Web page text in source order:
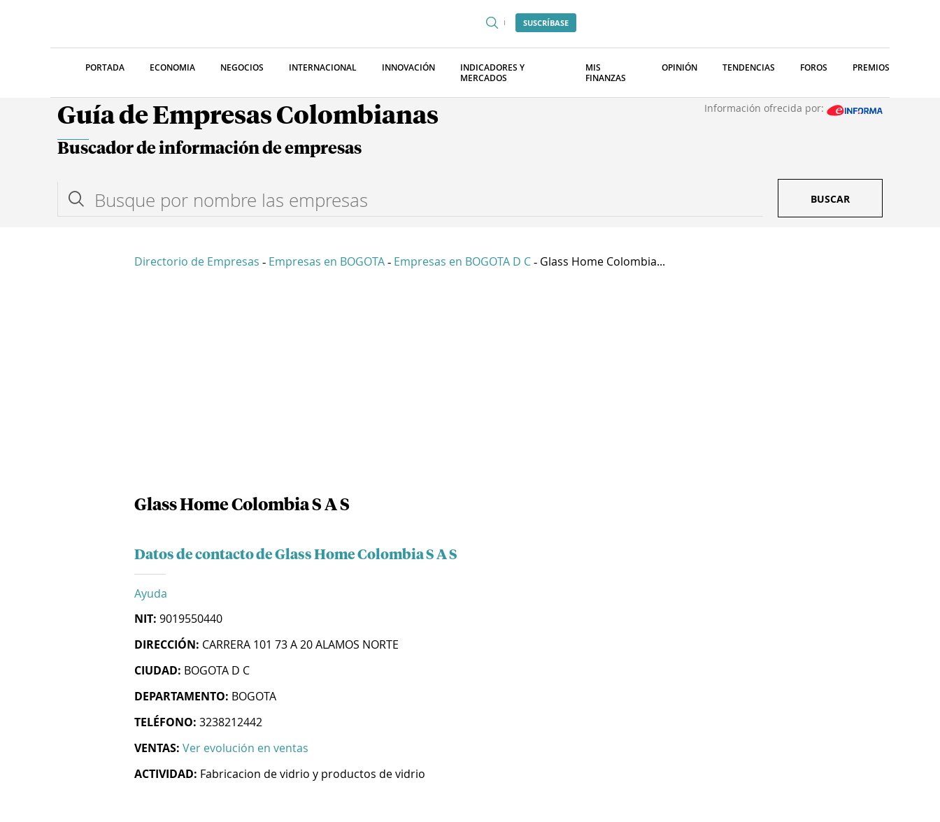
SUSCRÍBASE
PORTADA ECONOMIA NEGOCIOS INTERNACIONAL INNOVACIÓN
INDICADORES Y
MERCADOS
MIS
FINANZAS
OPINIÓN TENDENCIAS FOROS PREMIOS
Guía de Empresas Colombianas Información ofrecida por:
Buscador de información de empresas
BUSCAR
Directorio de Empresas - Empresas en BOGOTA - Empresas en BOGOTA D C - Glass Home Colombia...
Glass Home Colombia S A S
Datos de contacto de Glass Home Colombia S A S
Ayuda
NIT: 9019550440
DIRECCIÓN: CARRERA 101 73 A 20 ALAMOS NORTE
CIUDAD: BOGOTA D C
DEPARTAMENTO: BOGOTA
TELÉFONO: 3238212442
VENTAS: Ver evolución en ventas
ACTIVIDAD: Fabricacion de vidrio y productos de vidrio